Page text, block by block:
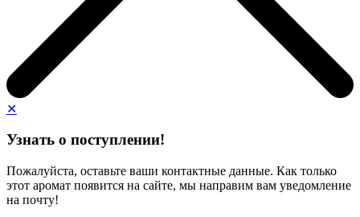
✕
Узнать о поступлении!
Пожалуйста, оставьте ваши контактные данные. Как только
этот аромат появится на сайте, мы направим вам уведомление
на почту!